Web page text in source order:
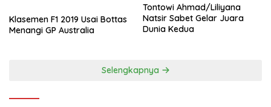
Klasemen F1 2019 Usai Bottas
Menangi GP Australia
Tontowi Ahmad/Liliyana
Natsir Sabet Gelar Juara
Dunia Kedua
Selengkapnya